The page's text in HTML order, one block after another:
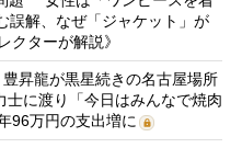
誤解、なぜ「ジャケット」が
クターが解説》
昇龍が黒星続きの名古屋場所
に渡り「今日はみんなで焼肉
96万円の支出増に